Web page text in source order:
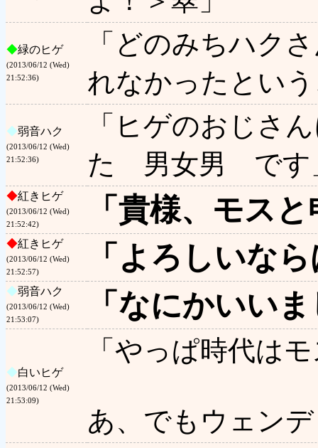
◆緑のヒゲ
(2013/06/12 (Wed)
21:52:36)
「どのみちハク
れなかったとい
◆弱音ハク
(2013/06/12 (Wed)
21:52:36)
「ヒゲのおじさ
た 男女男 です
◆紅きヒゲ
(2013/06/12 (Wed)
21:52:42)
「貴様、モス
◆紅きヒゲ
(2013/06/12 (Wed)
21:52:57)
「よろしいな
◆弱音ハク
(2013/06/12 (Wed)
21:53:07)
「なにかいい
◆白いヒゲ
(2013/06/12 (Wed)
21:53:09)
「やっぱ時代は
あ、でもウェン